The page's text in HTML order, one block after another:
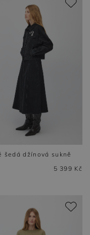
šedá džínová sukně
5 399 Kč